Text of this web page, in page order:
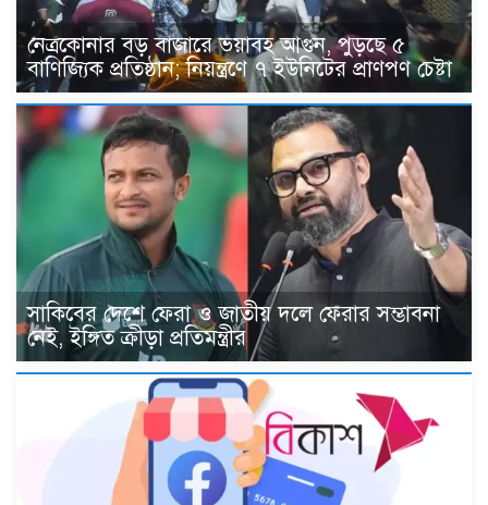
নেত্রকোনার বড় বাজারে ভয়াবহ আগুন, পুড়ছে ৫
বাণিজ্যিক প্রতিষ্ঠান; নিয়ন্ত্রণে ৭ ইউনিটের প্রাণপণ চেষ্টা
সাকিবের দেশে ফেরা ও জাতীয় দলে ফেরার সম্ভাবনা
নেই, ইঙ্গিত ক্রীড়া প্রতিমন্ত্রীর